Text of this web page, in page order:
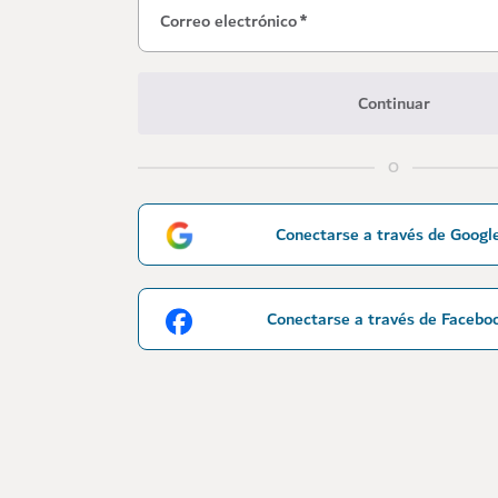
Correo electrónico*
Continuar
O
Conectarse a través de
Conectarse a través de